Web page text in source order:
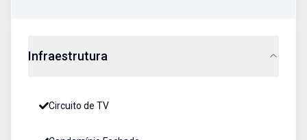
Infraestrutura
Circuito de TV